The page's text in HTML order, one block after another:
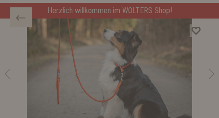
Herzlich willkommen im WOLTERS Shop!